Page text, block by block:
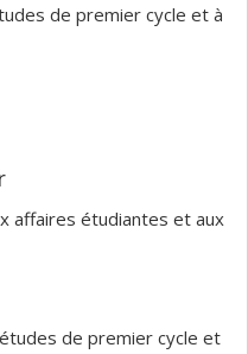
de premier cycle et à
affaires étudiantes et aux
de premier cycle et